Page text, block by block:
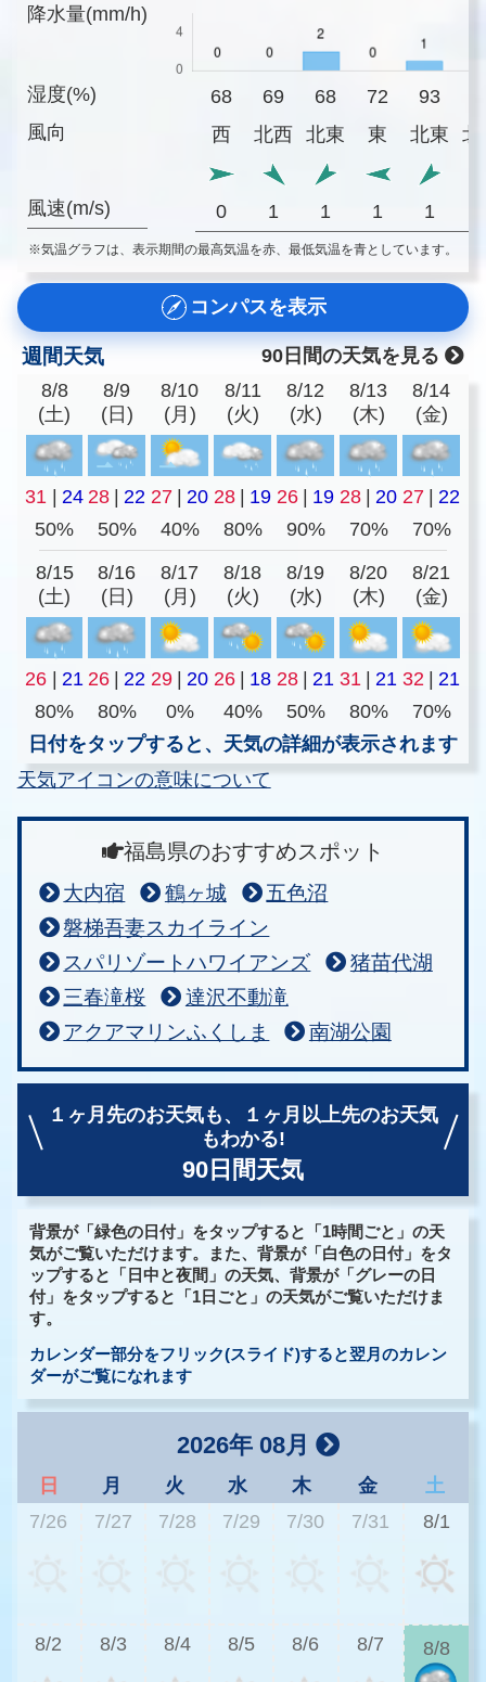
降水量(mm/h)
湿度(%)
風向
風速(m/s)
68 69 68 72 93
西
北西 北東 東 北東 北
0 1 1 1 1
※気温グラフは、表示期間の最高気温を赤、最低気温を青としています。
コンパスを表示
週間天気
90日間の天気を見る
8/8
(土)
8/9
(日)
8/10
(月)
8/11
(火)
8/12
(水)
8/13
(木)
8/14
(金)
31 | 24 28 | 22 27 | 20 28 | 19 26 | 19 28 | 20 27 | 22
50%
50% 40% 80% 90% 70% 70%
8/15
(土)
8/16
(日)
8/17
(月)
8/18
(火)
8/19
(水)
8/20
(木)
8/21
(金)
26 | 21 26 | 22 29 | 20 26 | 18 28 | 21 31 | 21 32 | 21
80%
80% 0% 40% 50% 80%
70%
日付をタップすると、天気の詳細が表示されます
天気アイコンの意味について
福島県のおすすめスポット
大内宿 鶴ヶ城
五色沼
磐梯吾妻スカイライン
スパリゾートハワイアンズ
猪苗代湖
三春滝桜
達沢不動滝
アクアマリンふくしま
南湖公園
１ヶ月先のお天気も、
１ヶ月以上先のお天気
もわかる!
90日間天気
背景が「緑色の日付」をタップすると「1時間ごと」の天
気がご覧いただけます。また、背景が「白色の日付」をタ
ップすると「日中と夜間」の天気、背景が「グレーの日
付」をタップすると「1日ごと」の天気がご覧いただけま
す。
カレンダー部分をフリック(スライド)すると翌月のカレン
ダーがご覧になれます
2026年 08月
日 月 火 水 木 金
土
7/26
7/27 7/28 7/29 7/30 7/31 8/1
8/2 8/3 8/4 8/5 8/6 8/7 8/8